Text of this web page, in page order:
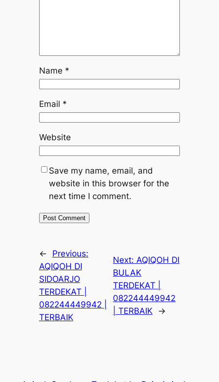
Name *
Email *
Website
Save my name, email, and
website in this browser for the
next time I comment.
←
Previous:
AQIQOH DI
SIDOARJO
TERDEKAT |
082244449942 |
TERBAIK
Next: AQIQOH DI
BULAK
TERDEKAT |
082244449942
| TERBAIK
→